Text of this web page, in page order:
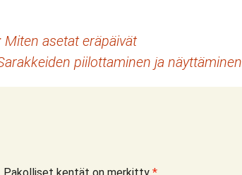
asetat eräpäivät
piilottaminen ja näyttäminen